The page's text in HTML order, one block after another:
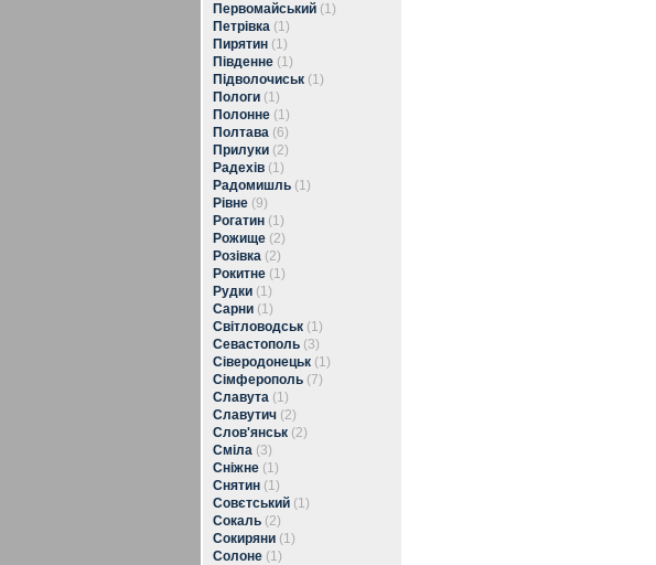
Первомайський (1)
Петрівка (1)
Пирятин (1)
Південне (1)
Підволочиськ (1)
Пологи (1)
Полонне (1)
Полтава (6)
Прилуки (2)
Радехів (1)
Радомишль (1)
Рівне (9)
Рогатин (1)
Рожище (2)
Розівка (2)
Рокитне (1)
Рудки (1)
Сарни (1)
Світловодськ (1)
Севастополь (3)
Сіверодонецьк (1)
Сімферополь (7)
Славута (1)
Славутич (2)
Слов'янськ (2)
Сміла (3)
Сніжне (1)
Снятин (1)
Совєтський (1)
Сокаль (2)
Сокиряни (1)
Солоне (1)